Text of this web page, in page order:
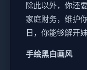
除此以外，你还
家庭财务，维护
日，你能够解开
手绘黑白画风